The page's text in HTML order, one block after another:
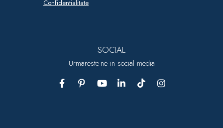
Confidentialitate
SOCIAL
Urmareste-ne in social media